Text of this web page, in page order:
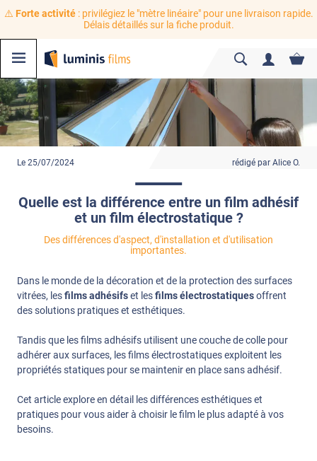
⚠️ Forte activité: privilégiez le "mètre linéaire" pour une livraison rapide.
Délais détaillés sur la fiche produit.
Le 25/07/2024 rédigé par Alice O.
Quelle est la différence entre un film adhésif
et un film électrostatique ?
Des différences d'aspect, d'installation et d'utilisation
importantes.
Dans le monde de la décoration et de la protection des surfaces
vitrées, lesfilms adhésifset lesfilms électrostatiquesoffrent
des solutions pratiques et esthétiques.
Tandis que les films adhésifs utilisent une couche de colle pour
adhérer aux surfaces, les films électrostatiques exploitent les
propriétés statiques pour se maintenir en place sans adhésif.
Cet article explore en détail les différences esthétiques et
pratiques pour vous aider à choisir le film le plus adapté à vos
besoins.